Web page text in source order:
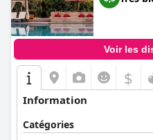
axée sur une ambiance festive
plus calme. L'hôtel est un hôtel
des espaces propres et beaux,
commentateurs aient soutenu
étoiles de luxe complet. Dans
option charmante et haut de
pour la plupart des clients.
Voir les
$
Information
Catégories